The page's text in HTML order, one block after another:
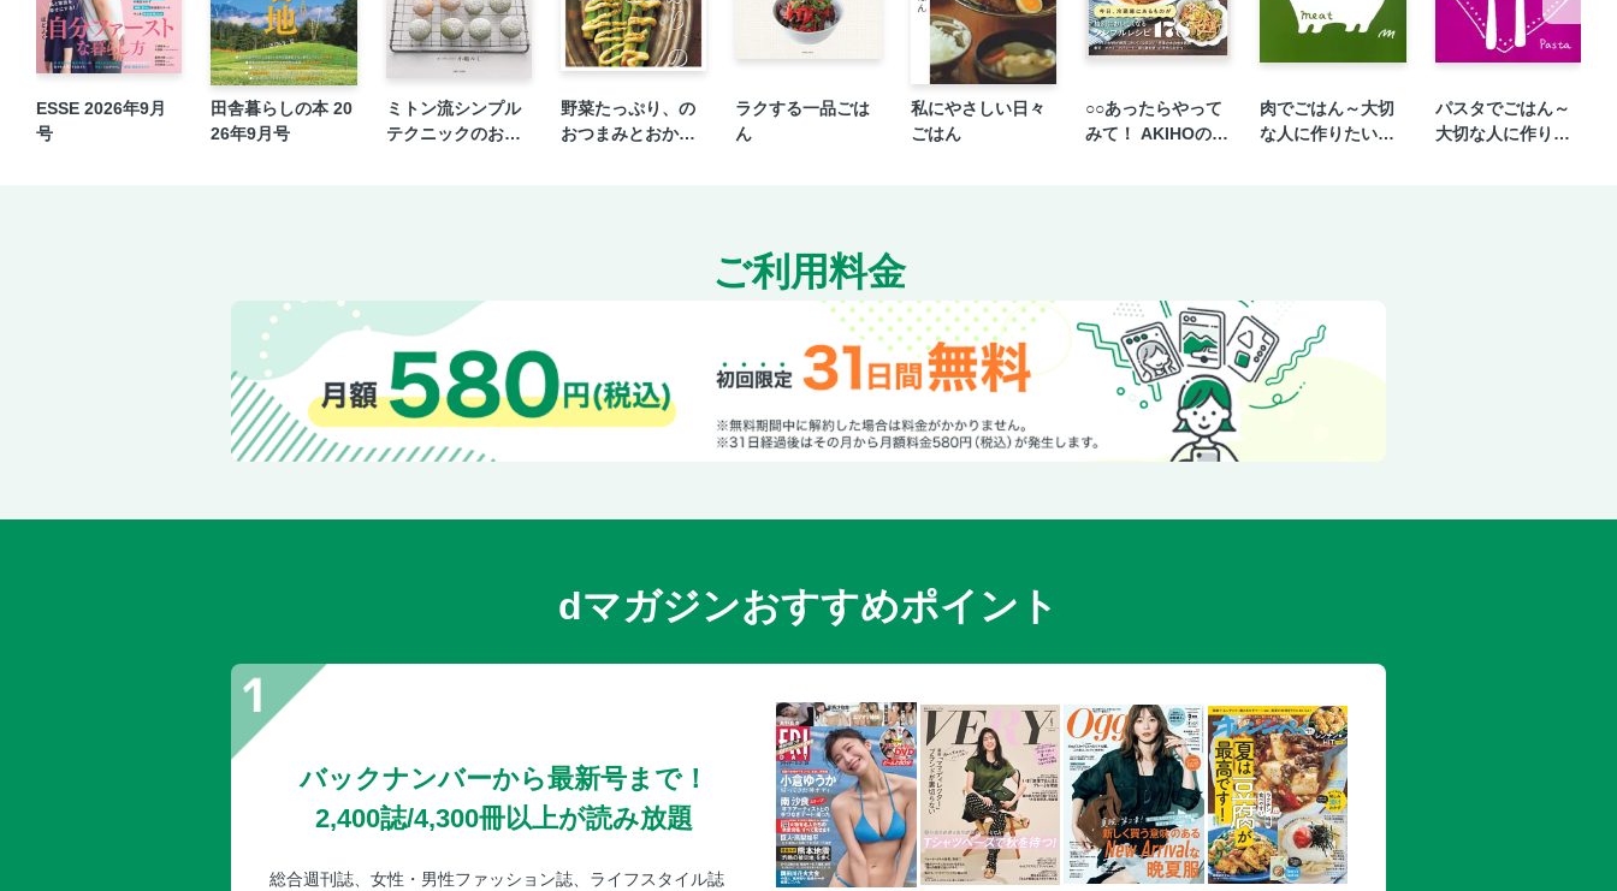
マグロの生姜焼き
マグロフライ
■煮物と焼き物は水分量と時間で決まります。
銀だらの西京焼き
豚肉の味噌漬け焼き
「菱田屋」の副菜帳
「菱田屋」の定食のつくり方
菱田屋の調味料使い
材料別インデックス
奥付
ESSE 2026年9月
号
田舎暮らしの本 20
26年9月号
ミトン流シンプル
テクニックのお菓
野菜たっぷり、の
おつまみとおかず
ラクする一品ごは
ん
私にやさしい日々
ごはん
○○あったらやって
みて！ AKIHOの材
肉でごはん～大切
な人に作りたい！
パスタでごはん～
大切な人に作りた
ご利用料金
dマガジンおすすめポイント
バックナンバーから最新号まで！
2,400誌/4,300冊以上が読み放題
総合週刊誌、女性・男性ファッション誌、ライフスタイル誌